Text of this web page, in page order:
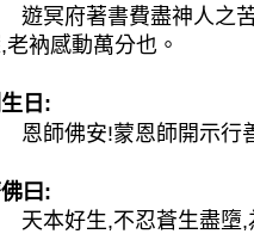
冥府著書費盡神人之苦
老衲感動萬分也。
日:
師佛安!蒙恩師開示行善
曰:
本好生,不忍蒼生盡墮,